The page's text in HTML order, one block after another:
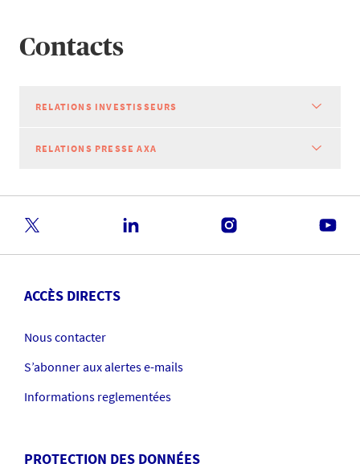
Contacts
RELATIONS INVESTISSEURS
RELATIONS PRESSE AXA
ACCÈS DIRECTS
Nous contacter
S’abonner aux alertes e-mails
Informations reglementées
PROTECTION DES DONNÉES